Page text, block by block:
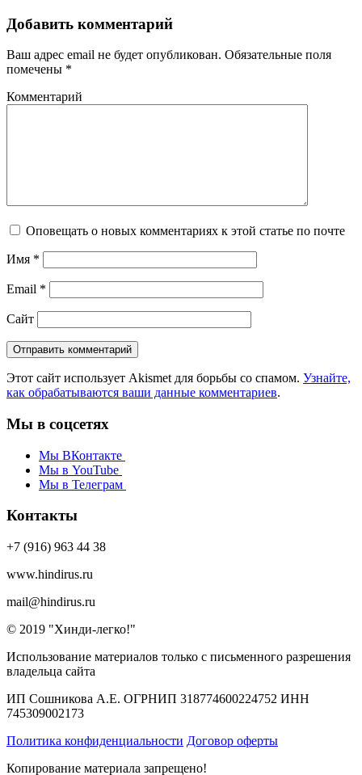
Добавить комментарий
Ваш адрес email не будет опубликован. Обязательные поля
помечены *
Комментарий
Оповещать о новых комментариях к этой статье по почте
Имя *
Email *
Сайт
Этот сайт использует Akismet для борьбы со спамом. Узнайте,
как обрабатываются ваши данные комментариев.
Мы в соцсетях
Мы ВКонтакте
Мы в YouTube
Мы в Телеграм
Контакты
+7 (916) 963 44 38
www.hindirus.ru
mail@hindirus.ru
© 2019 "Хинди-легко!"
Использование материалов только с письменного разрешения
владельца сайта
ИП Сошникова А.Е. ОГРНИП 318774600224752 ИНН
745309002173
Политика конфиденциальности Договор оферты
Копирование материала запрещено!